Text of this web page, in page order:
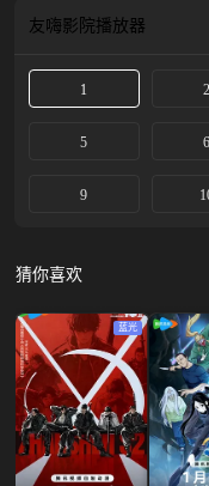
友嗨影院播放器
1 2
5 6
9
猜你喜欢
蓝光